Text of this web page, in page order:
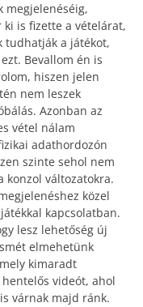
megjelenéséig,
is fizette a vételárat,
tudhatják a játékot,
Bevallom én is
hiszen jelen
nem leszek
Azonban az
vétel nálam
adathordozón
szinte sehol nem
konzol változatokra.
közel
kapcsolatban.
lesz lehetőség új
elmehetünk
kimaradt
videót, ahol
várnak majd ránk.